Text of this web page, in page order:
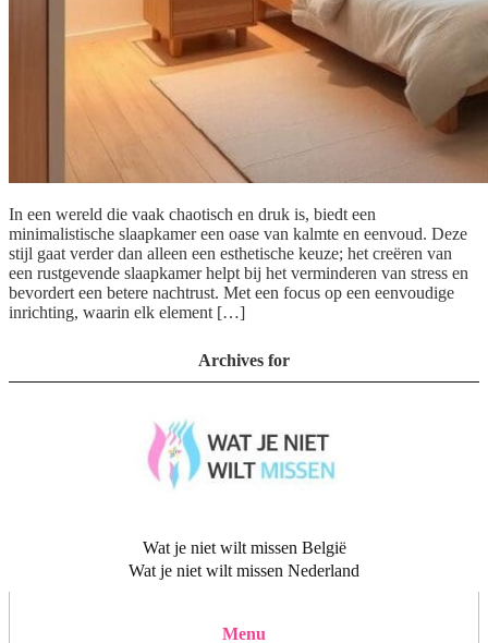
In een wereld die vaak chaotisch en druk is, biedt een
minimalistische slaapkamer een oase van kalmte en eenvoud. Deze
stijl gaat verder dan alleen een esthetische keuze; het creëren van
een rustgevende slaapkamer helpt bij het verminderen van stress en
bevordert een betere nachtrust. Met een focus op een eenvoudige
inrichting, waarin elk element […]
Archives for
Wat je niet wilt missen België
Wat je niet wilt missen Nederland
Menu